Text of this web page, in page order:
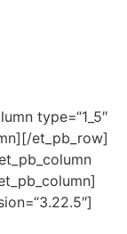
type=“1_5″
et_pb_row]